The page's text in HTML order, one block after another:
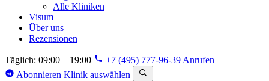
Alle Kliniken
Visum
Über uns
Rezensionen
Täglich: 09:00 – 19:00 +7 (495) 777-96-39 Anrufen
Abonnieren Klinik auswählen